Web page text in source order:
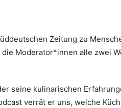
Zeitung zu
Moderator*innen alle zwei
seine kulinarischen
verrät er uns, welche